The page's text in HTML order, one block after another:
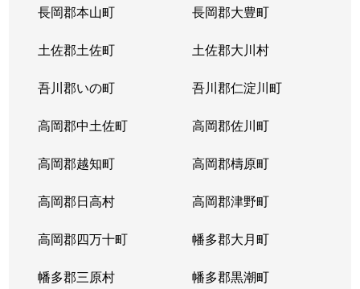
長岡郡本山町 長岡郡大豊町
土佐郡土佐町 土佐郡大川村
吾川郡いの町 吾川郡仁淀川町
高岡郡中土佐町 高岡郡佐川町
高岡郡越知町 高岡郡檮原町
高岡郡日高村 高岡郡津野町
高岡郡四万十町 幡多郡大月町
幡多郡三原村 幡多郡黒潮町